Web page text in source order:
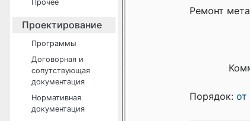
Прочее
Проектирование
Программы
Договорная и
сопутствующая
документация
Нормативная
документация
Ремонт
Порядок: от